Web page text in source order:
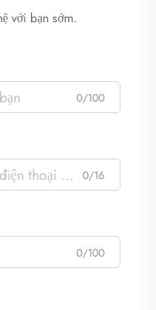
với bạn sớm.
0/100
0/16
0/100